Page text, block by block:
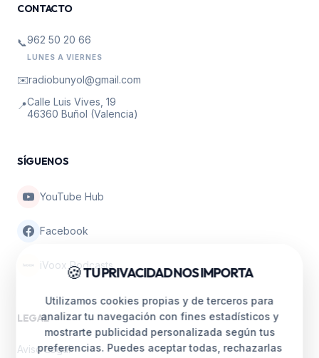
CONTACTO
📞962 50 20 66
LUNES A VIERNES
✉️radiobunyol@gmail.com
📍Calle Luis Vives, 19
46360 Buñol (Valencia)
SÍGUENOS
YouTube Hub
Facebook
iVoox Podcasts
LEGAL
Aviso Legal
🍪TU PRIVACIDAD NOS IMPORTA
Utilizamos cookies propias y de terceros para
analizar tu navegación con fines estadísticos y
mostrarte publicidad personalizada según tus
preferencias. Puedes aceptar todas, rechazarlas